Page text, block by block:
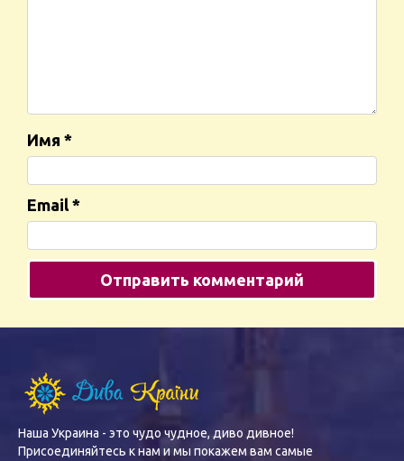
Имя *
Email *
Наша Украина - это чудо чудное, диво дивное!
Присоединяйтесь к нам и мы покажем вам самые